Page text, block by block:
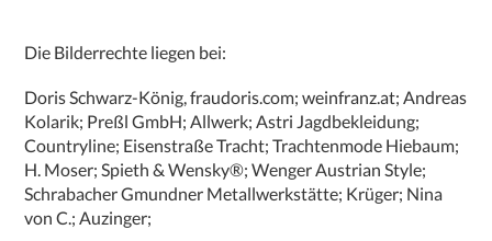
Die Bilderrechte liegen bei:
Doris Schwarz-König, fraudoris.com; weinfranz.at; Andreas
Kolarik; Preßl GmbH; Allwerk; Astri Jagdbekleidung;
Countryline; Eisenstraße Tracht; Trachtenmode Hiebaum;
H. Moser; Spieth & Wensky®; Wenger Austrian Style;
Schrabacher Gmundner Metallwerkstätte; Krüger; Nina
von C.; Auzinger;